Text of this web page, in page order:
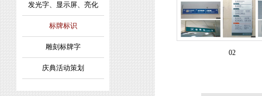
发光字、显示屏、亮化
标牌标识
雕刻标牌字
庆典活动策划
02